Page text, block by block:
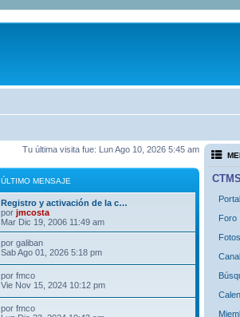
Tu última visita fue: Lun Ago 10, 2026 5:45 am
ÚLTIMO MENSAJE
Registro y activación de la c…
por jmcosta
Mar Dic 19, 2006 11:49 am
por galiban
Sab Ago 01, 2026 5:18 pm
por fmco
Vie Nov 15, 2024 10:12 pm
por fmco
Portal
Foro